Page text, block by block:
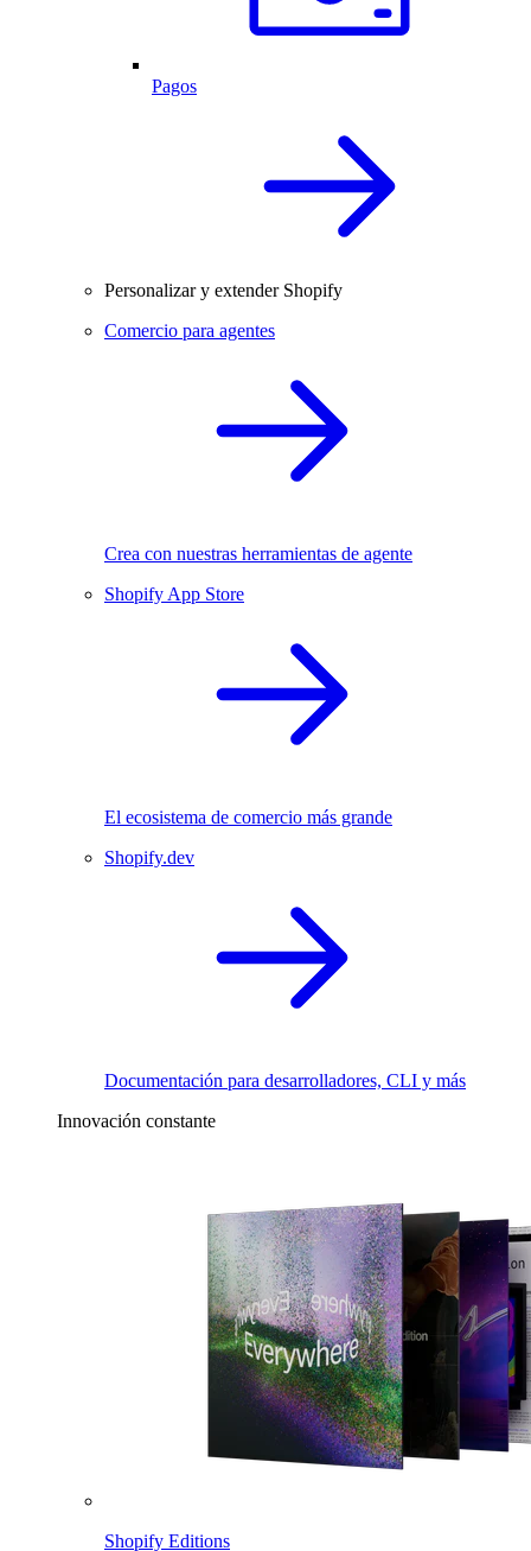
Pagos
Personalizar y extender Shopify
Comercio para agentes
Crea con nuestras herramientas de agente
Shopify App Store
El ecosistema de comercio más grande
Shopify.dev
Documentación para desarrolladores, CLI y más
Innovación constante
Shopify Editions